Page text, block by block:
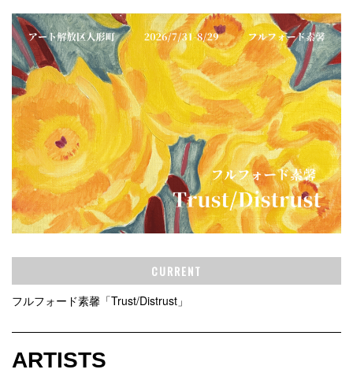
CURRENT
フルフォード素馨「Trust/Distrust」
ARTISTS